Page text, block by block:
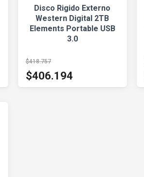
Disco Rigido Externo
Western Digital 2TB
Elements Portable USB
3.0
$418.757
$406.194